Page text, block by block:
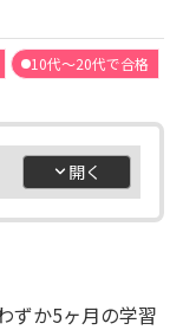
10代～20代で合格
ずか5ヶ月の学習